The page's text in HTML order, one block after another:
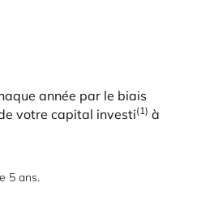
année par le biais
votre capital investi(1) à
5 ans.